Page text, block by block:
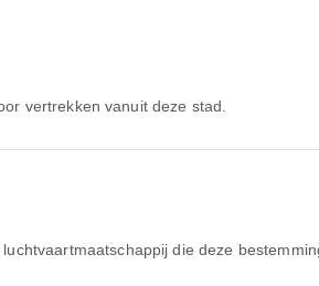
vertrekken vanuit deze stad.
die deze